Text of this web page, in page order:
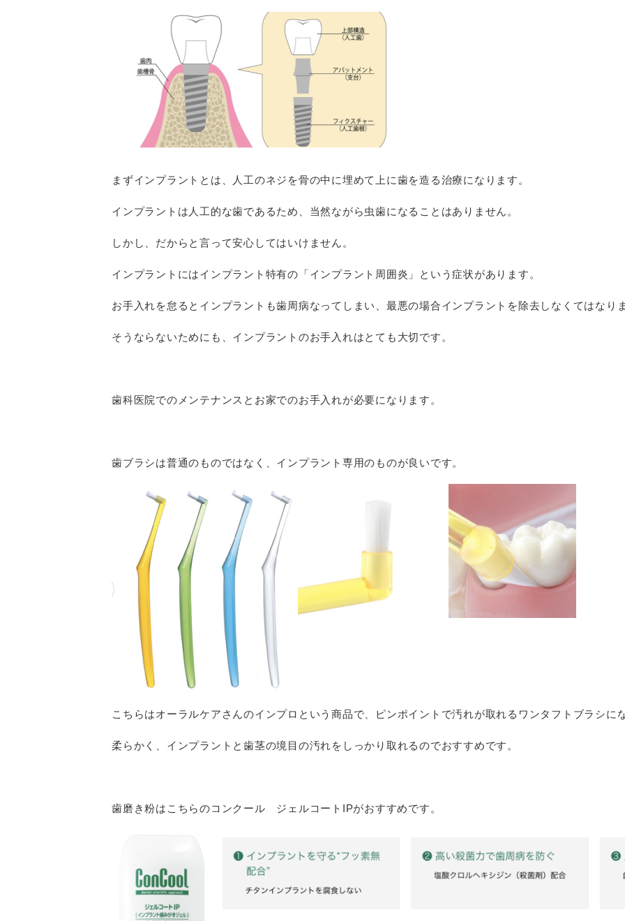
まずインプラントとは、人工のネジを骨の中に埋めて上に歯を造る治療になります。
インプラントは人工的な歯であるため、当然ながら虫歯になることはありません。
しかし、だからと言って安心してはいけません。
インプラントにはインプラント特有の「インプラント周囲炎」という症状があります。
お手入れを怠るとインプラントも歯周病なってしまい、最悪の場合インプラントを除去しなくてはなり
そうならないためにも、インプラントのお手入れはとても大切です。
歯科医院でのメンテナンスとお家でのお手入れが必要になります。
歯ブラシは普通のものではなく、インプラント専用のものが良いです。
こちらはオーラルケアさんのインプロという商品で、ピンポイントで汚れが取れるワンタフトブラシに
柔らかく、インプラントと歯茎の境目の汚れをしっかり取れるのでおすすめです。
歯磨き粉はこちらのコンクール ジェルコートIPがおすすめです。